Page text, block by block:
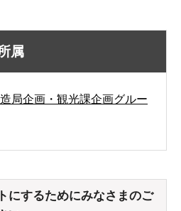
属
局企画・観光課企画グルー
にするためにみなさまのご